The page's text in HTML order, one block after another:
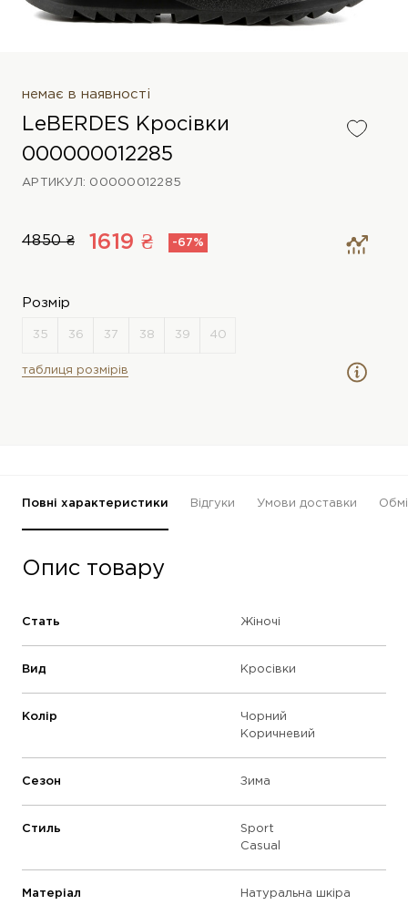
немає в наявності
LeBERDES Кросівки
000000012285
АРТИКУЛ: 00000012285
4850 ₴ 1619 ₴ -67%
Розмір
таблиця розмірів
Повні характеристики Відгуки Умови доставки
Опис товару
Стать Жіночі
Вид Кросівки
Колір
Чорний
Коричневий
Сезон Зима
Стиль
Sport
Casual
Матеріал
Натуральна шкіра